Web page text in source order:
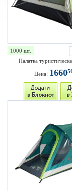
1000 шт.
Палатка
Цена: 1660